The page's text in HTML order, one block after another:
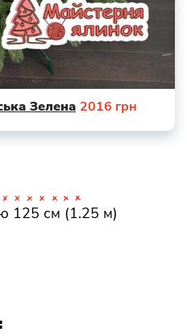
Зелена 2016 грн
125 см (1.25 м)